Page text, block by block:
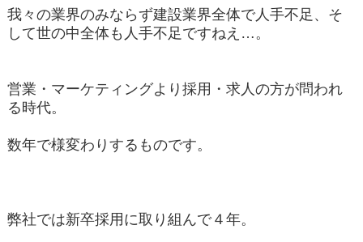
我々の業界のみならず建設業界全体で人手不足、そ
して世の中全体も人手不足ですねえ…。
営業・マーケティングより採用・求人の方が問われ
る時代。
数年で様変わりするものです。
弊社では新卒採用に取り組んで４年。